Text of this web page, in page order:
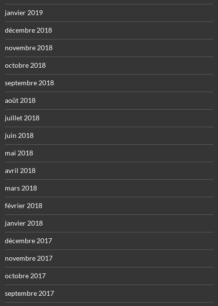
janvier 2019
décembre 2018
novembre 2018
octobre 2018
septembre 2018
août 2018
juillet 2018
juin 2018
mai 2018
avril 2018
mars 2018
février 2018
janvier 2018
décembre 2017
novembre 2017
octobre 2017
septembre 2017